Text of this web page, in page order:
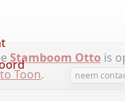
Stamboom Otto is
Toon. neem